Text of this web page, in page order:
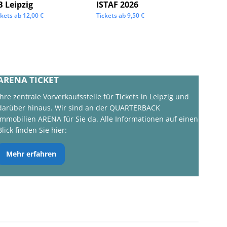
Leipzig
ab 12,00€
ISTAF 2026
Tickets ab9,50€
TICKET
zentrale Vorverkaufsstelle für Tickets in Leipzig und
hinaus. Wir sind an der QUARTERBACK
ARENA für Sie da. Alle Informationen auf einen
finden Sie hier:
Mehr erfahren